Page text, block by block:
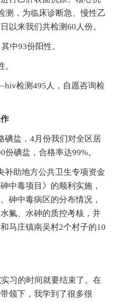
，为临床诊断急、慢性乙
以来我们共检测60人份。
中93份阳性。
检测495人，自愿咨询检
盐，4月份我们对全区居
碘盐，合格率达99%。
助地方公共卫生专项资金
中毒项目》的顺利实施，
砷中毒病区的分布情况，
氟、水砷的质控考核，并
马庄镇南吴村2个村子的10
的时间就要结束了。在
领下，我学到了很多很